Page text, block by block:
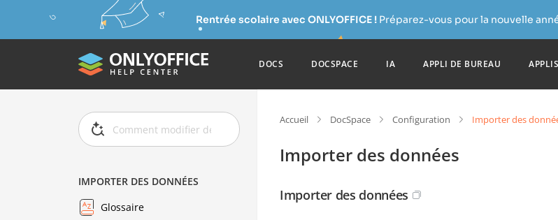
Rentrée scolaire avec ONLYOFFICE !Préparez-vous pour la nouvelle
DOCS DOCSPACE IA APPLI DE BUREAU
IMPORTER DES DONNÉES
Glossaire
Accueil DocSpace Configuration Importer des
Importer des données
Importer des données